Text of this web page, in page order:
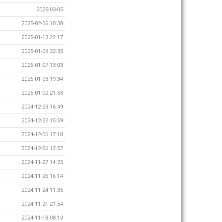
2025-03-05
2025-02-06 10:38
2025-01-13 22:17
2025-01-09 22:35
2025-01-07 13:03
2025-01-03 19:34
2025-01-02 21:53
2024-12-23 16:49
2024-12-22 15:59
2024-12-06 17:10
2024-12-06 12:52
2024-11-27 14:25
2024-11-26 16:14
2024-11-24 11:35
2024-11-21 21:54
2024-11-18 08:13